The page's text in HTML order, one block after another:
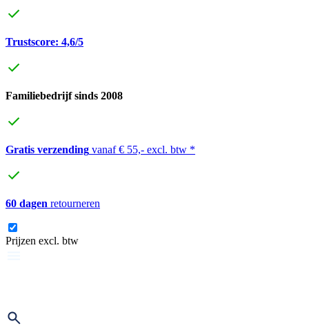
Trustscore: 4,6/5
Familiebedrijf sinds 2008
Gratis verzending vanaf € 55,- excl. btw *
60 dagen retourneren
Prijzen excl. btw